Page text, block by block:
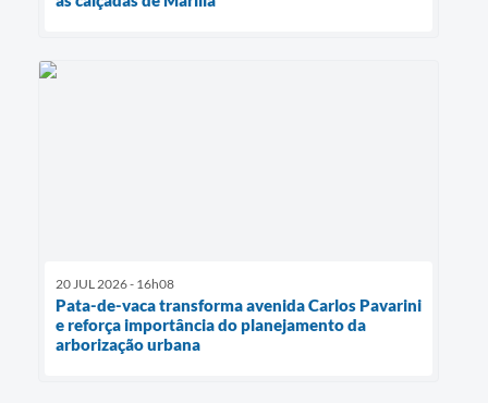
20 JUL 2026 - 16h08
Pata-de-vaca transforma avenida Carlos Pavarini
e reforça importância do planejamento da
arborização urbana